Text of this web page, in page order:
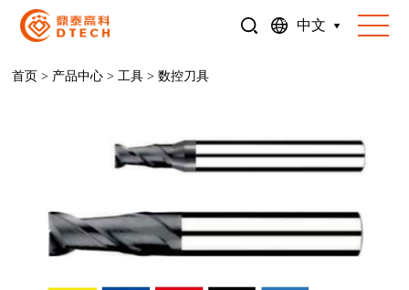
中文
首页 > 产品中心 > 工具 >数控刀具